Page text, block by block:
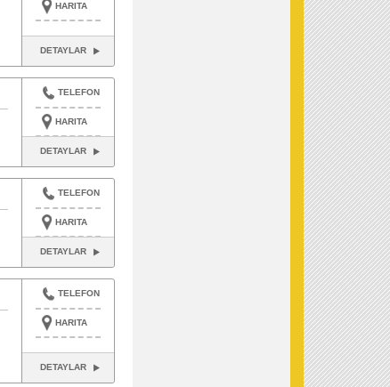
HARITA
DETAYLAR
TELEFON
HARITA
DETAYLAR
TELEFON
HARITA
DETAYLAR
TELEFON
HARITA
DETAYLAR